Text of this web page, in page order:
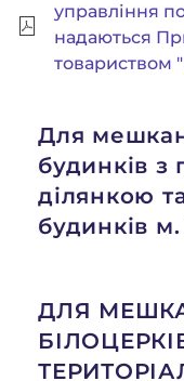
управління
надаються
товариством
Для
будинків
ділянкою
будинків
ДЛЯ